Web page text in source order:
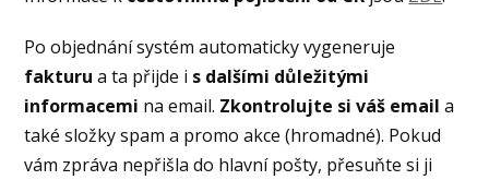
Po objednání systém automaticky vygeneruje
fakturu a ta přijde i s dalšími důležitými
informacemi na email. Zkontrolujte si váš email a
také složky spam a promo akce (hromadné). Pokud
vám zpráva nepřišla do hlavní pošty, přesuňte si ji